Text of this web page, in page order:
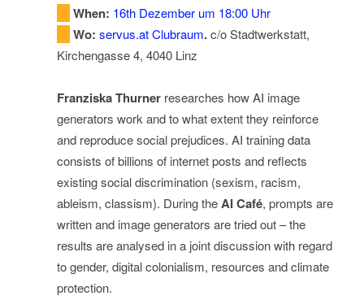
When: 16th Dezember um 18:00 Uhr
Wo: servus.at Clubraum.c/o Stadtwerkstatt,
Kirchengasse 4, 4040 Linz
Franziska Thurner researches how AI image
generators work and to what extent they reinforce
and reproduce social prejudices. AI training data
consists of billions of internet posts and reflects
existing social discrimination (sexism, racism,
ableism, classism). During theAI Café, prompts are
written and image generators are tried out – the
results are analysed in a joint discussion with regard
to gender, digital colonialism, resources and climate
protection.